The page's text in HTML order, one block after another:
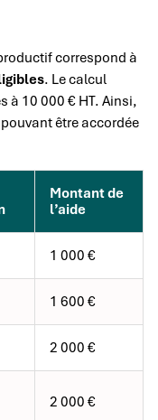
correspond à
. Le calcul
à 10 000 € HT. Ainsi,
être accordée
Montant de
l’aide
1 000 €
1 600 €
2 000 €
2 000 €